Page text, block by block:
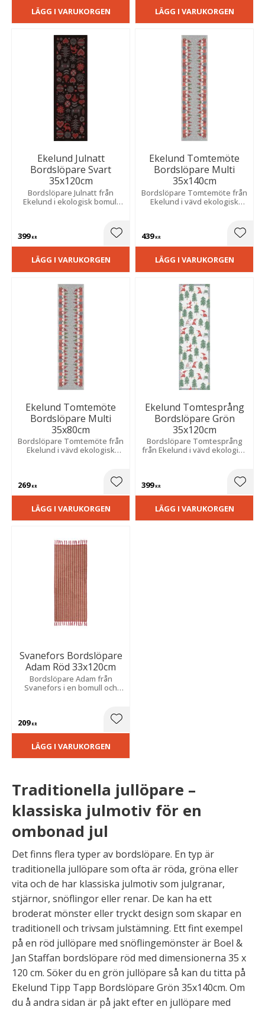
LÄGG I VARUKORGEN LÄGG I VARUKORGEN
Ekelund Julnatt
Bordslöpare Svart
35x120cm
Bordslöpare Julnatt från
Ekelund i ekologisk bomull
och dalahästar mot en svart
399KR Lägg till i favoriter
LÄGG I VARUKORGEN
Ekelund Tomtemöte
Bordslöpare Multi
35x140cm
Bordslöpare Tomtemöte från
Ekelund i vävd ekologisk
439KR
LÄGG I VARUKORGEN
Ekelund Tomtemöte
Bordslöpare Multi
35x80cm
Bordslöpare Tomtemöte från
Ekelund i vävd ekologisk
269KR Lägg till i favoriter
LÄGG I VARUKORGEN
Ekelund Tomtesprång
Bordslöpare Grön
35x120cm
Bordslöpare Tomtesprång
från Ekelund i vävd ekologisk
399KR
LÄGG I VARUKORGEN
Svanefors Bordslöpare
Adam Röd 33x120cm
Bordslöpare Adam från
Svanefors i en bomull och
längs kortsidorna. Storlek:
209KR Lägg till i favoriter
LÄGG I VARUKORGEN
Traditionella jullöpare –
klassiska julmotiv för en
ombonad jul
Det finns flera typer av bordslöpare. En typ är
traditionella jullöpare som ofta är röda, gröna eller
vita och de har klassiska julmotiv som julgranar,
stjärnor, snöflingor eller renar. De kan ha ett
broderat mönster eller tryckt design som skapar en
traditionell och trivsam julstämning. Ett fint exempel
på en röd jullöpare med snöflingemönster är Boel &
Jan Staffan bordslöpare röd med dimensionerna 35 x
120 cm. Söker du en grön jullöpare så kan du titta på
Ekelund Tipp Tapp Bordslöpare Grön 35x140cm. Om
du å andra sidan är på jakt efter en jullöpare med